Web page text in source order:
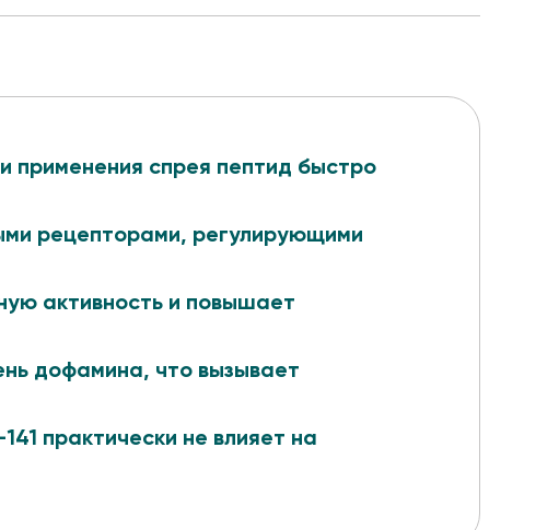
применения спрея пептид быстро
рецепторами, регулирующими
активность и повышает
дофамина, что вызывает
141 практически не влияет на